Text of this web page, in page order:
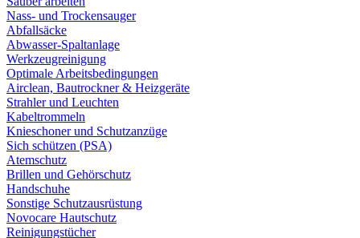
Nass- und Trockensauger
Abfallsäcke
Abwasser-Spaltanlage
Werkzeugreinigung
Optimale Arbeitsbedingungen
Airclean, Bautrockner & Heizgeräte
Strahler und Leuchten
Kabeltrommeln
Knieschoner und Schutzanzüge
Sich schützen (PSA)
Atemschutz
Brillen und Gehörschutz
Handschuhe
Sonstige Schutzausrüstung
Novocare Hautschutz
Reinigungstücher